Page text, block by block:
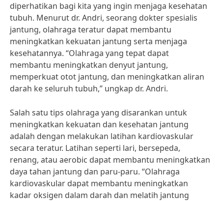
diperhatikan bagi kita yang ingin menjaga kesehatan
tubuh. Menurut dr. Andri, seorang dokter spesialis
jantung, olahraga teratur dapat membantu
meningkatkan kekuatan jantung serta menjaga
kesehatannya. “Olahraga yang tepat dapat
membantu meningkatkan denyut jantung,
memperkuat otot jantung, dan meningkatkan aliran
darah ke seluruh tubuh,” ungkap dr. Andri.
Salah satu tips olahraga yang disarankan untuk
meningkatkan kekuatan dan kesehatan jantung
adalah dengan melakukan latihan kardiovaskular
secara teratur. Latihan seperti lari, bersepeda,
renang, atau aerobic dapat membantu meningkatkan
daya tahan jantung dan paru-paru. “Olahraga
kardiovaskular dapat membantu meningkatkan
kadar oksigen dalam darah dan melatih jantung